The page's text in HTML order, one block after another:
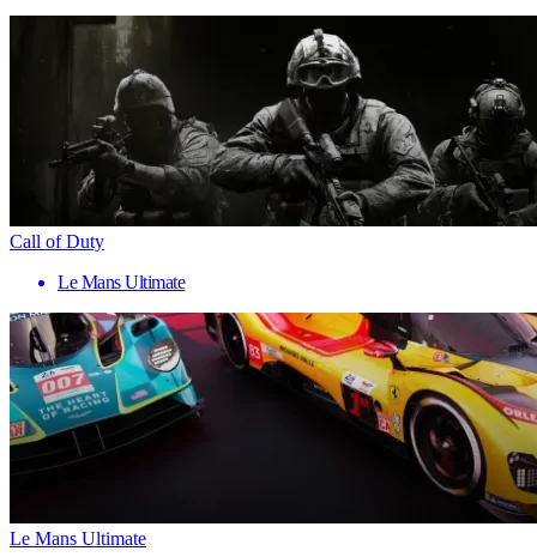
Call of Duty
Le Mans Ultimate
Le Mans Ultimate